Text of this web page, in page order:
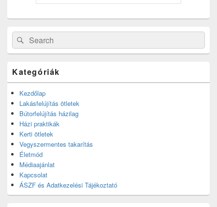
Search
for:
Search
Kategóriák
Kezdőlap
Lakásfelújítás ötletek
Bútorfelújítás házilag
Házi praktikák
Kerti ötletek
Vegyszermentes takarítás
Életmód
Médiaajánlat
Kapcsolat
ÁSZF és Adatkezelési Tájékoztató